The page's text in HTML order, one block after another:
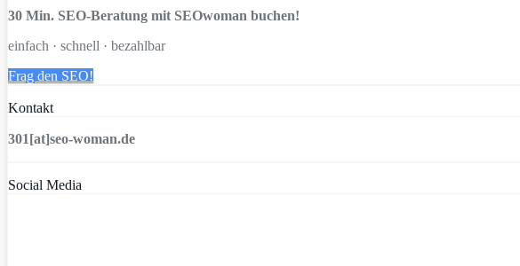
30 Min. SEO-Beratung mit SEOwoman buchen!
einfach · schnell · bezahlbar
Frag den SEO!
Kontakt
301[at]seo-woman.de
Social Media